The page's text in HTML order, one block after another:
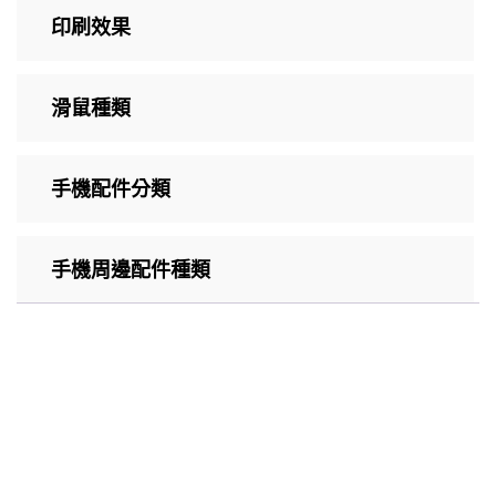
印刷效果
滑鼠種類
手機配件分類
手機周邊配件種類